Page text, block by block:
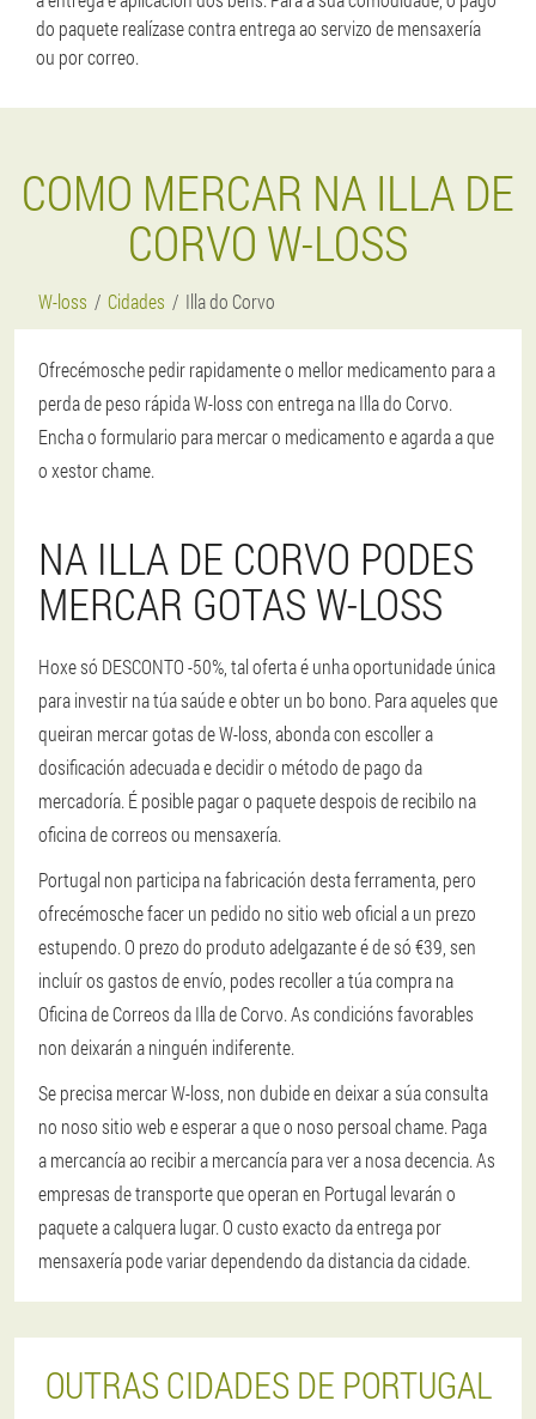
do paquete realízase contra entrega ao servizo de mensaxería
ou por correo.
COMO MERCAR NA ILLA DE
CORVO W-LOSS
W-loss Cidades Illa do Corvo
Ofrecémosche pedir rapidamente o mellor medicamento para a
perda de peso rápida W-loss con entrega na Illa do Corvo.
Encha o formulario para mercar o medicamento e agarda a que
o xestor chame.
NA ILLA DE CORVO PODES
MERCAR GOTAS W-LOSS
Hoxe só DESCONTO -50%, tal oferta é unha oportunidade única
para investir na túa saúde e obter un bo bono. Para aqueles que
queiran mercar gotas de W-loss, abonda con escoller a
dosificación adecuada e decidir o método de pago da
mercadoría. É posible pagar o paquete despois de recibilo na
oficina de correos ou mensaxería.
Portugal non participa na fabricación desta ferramenta, pero
ofrecémosche facer un pedido no sitio web oficial a un prezo
estupendo. O prezo do produto adelgazante é de só €39, sen
incluír os gastos de envío, podes recoller a túa compra na
Oficina de Correos da Illa de Corvo. As condicións favorables
non deixarán a ninguén indiferente.
Se precisa mercar W-loss, non dubide en deixar a súa consulta
no noso sitio web e esperar a que o noso persoal chame. Paga
a mercancía ao recibir a mercancía para ver a nosa decencia. As
empresas de transporte que operan en Portugal levarán o
paquete a calquera lugar. O custo exacto da entrega por
mensaxería pode variar dependendo da distancia da cidade.
OUTRAS CIDADES DE PORTUGAL